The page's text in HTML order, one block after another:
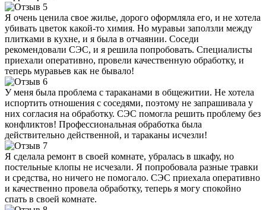
Я очень ценила свое жилье, дорого оформляла его, и не хотела
убивать цветок какой-то химия. Но муравьи заползли между
плитками в кухне, и я была в отчаянии. Соседи
рекомендовали СЭС, и я решила попробовать. Специалисты
приехали оперативно, провели качественную обработку, и
теперь муравьев как не бывало!
У меня была проблема с тараканами в общежитии. Не хотела
испортить отношения с соседями, поэтому не запрашивала у
них согласия на обработку. СЭС помогла решить проблему без
конфликтов! Профессиональная обработка была
действительно действенной, и тараканы исчезли!
Я сделала ремонт в своей комнате, убралась в шкафу, но
постельные клопы не исчезали. Я попробовала разные травки
и средства, но ничего не помогало. СЭС приехала оперативно
и качественно провела обработку, теперь я могу спокойно
спать в своей комнате.